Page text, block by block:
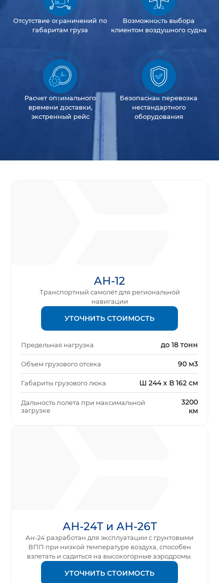
Отсутствиеограничений по
габаритам груза
Возможность выбора
клиентом воздушного судна
Расчет оптимального
времени доставки,
экстренный рейс
Безопасная перевозка
нестандартного
оборудования
АН-12
Транспортный самолёт для региональной
навигации
УТОЧНИТЬ СТОИМОСТЬ
Предельная нагрузка до 18 тонн
Объем грузового отсека 90 м3
Габариты грузового люка Ш 244 x В 162 см
Дальность полета при максимальной
загрузке
3200
км
АН-24Т и АН-26Т
Ан-24 разработан для эксплуатации с грунтовыми
ВПП при низкой температуре воздуха, способен
взлетать и садиться на высокогорные аэродромы.
УТОЧНИТЬ СТОИМОСТЬ